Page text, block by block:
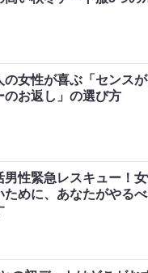
の女性が喜ぶ「センス
のお返し」の選び方
男性緊急レスキュー！
ために、あなたがやる